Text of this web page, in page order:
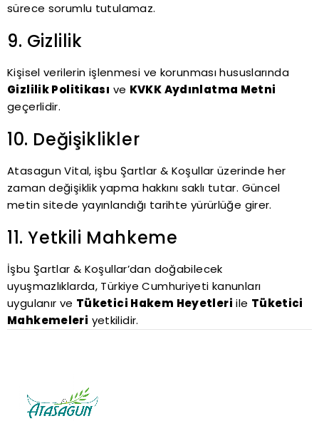
sürece sorumlu tutulamaz.
9. Gizlilik
Kişisel verilerin işlenmesi ve korunması hususlarında
Gizlilik Politikası ve KVKK Aydınlatma Metni
geçerlidir.
10. Değişiklikler
Atasagun Vital, işbu Şartlar & Koşullar üzerinde her
zaman değişiklik yapma hakkını saklı tutar. Güncel
metin sitede yayınlandığı tarihte yürürlüğe girer.
11. Yetkili Mahkeme
İşbu Şartlar & Koşullar’dan doğabilecek
uyuşmazlıklarda, Türkiye Cumhuriyeti kanunları
uygulanır ve Tüketici Hakem Heyetleri ile Tüketici
Mahkemeleri yetkilidir.